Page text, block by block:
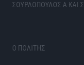
ΣΟΥΡΛΟΠΟΥΛΟΣ Α ΚΑΙ
Ο ΠΟΛΙΤΗΣ